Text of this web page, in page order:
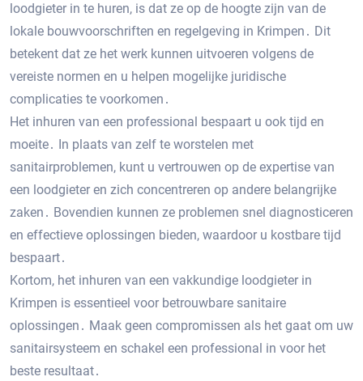
loodgieter in te huren, is dat ze op de hoogte zijn van de
lokale bouwvoorschriften en regelgeving in Krimpen․ Dit
betekent dat ze het werk kunnen uitvoeren volgens de
vereiste normen en u helpen mogelijke juridische
complicaties te voorkomen․
Het inhuren van een professional bespaart u ook tijd en
moeite․ In plaats van zelf te worstelen met
sanitairproblemen, kunt u vertrouwen op de expertise van
een loodgieter en zich concentreren op andere belangrijke
zaken․ Bovendien kunnen ze problemen snel diagnosticeren
en effectieve oplossingen bieden, waardoor u kostbare tijd
bespaart․
Kortom, het inhuren van een vakkundige loodgieter in
Krimpen is essentieel voor betrouwbare sanitaire
oplossingen․ Maak geen compromissen als het gaat om uw
sanitairsysteem en schakel een professional in voor het
beste resultaat․